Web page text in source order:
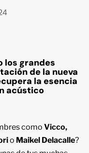
los grandes
de la nueva
la esencia
acústico
como Vicco,
o Maikel Delacalle?